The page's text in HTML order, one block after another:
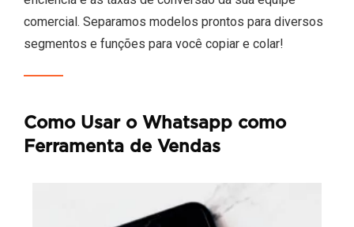
comercial. Separamos modelos prontos para diversos
segmentos e funções para você copiar e colar!
Como Usar o Whatsapp como
Ferramenta de Vendas